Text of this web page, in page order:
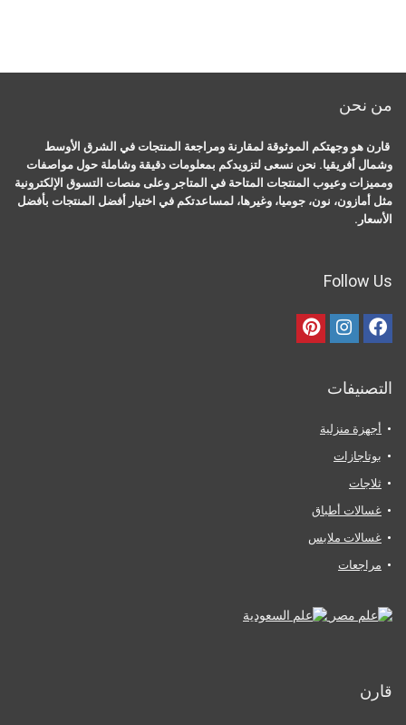
من نحن
قارن هو وجهتكم الموثوقة لمقارنة ومراجعة المنتجات في الشرق الأوسط
وشمال أفريقيا. نحن نسعى لتزويدكم بمعلومات دقيقة وشاملة حول مواصفات
ومميزات وعيوب المنتجات المتاحة في المتاجر وعلى منصات التسوق الإلكترونية
مثل أمازون، نون، جوميا، وغيرها، لمساعدتكم في اختيار أفضل المنتجات بأفضل
الأسعار.
Follow Us
التصنيفات
أجهزة منزلية
بوتاجازات
ثلاجات
غسالات أطباق
غسالات ملابس
مراجعات
قارن